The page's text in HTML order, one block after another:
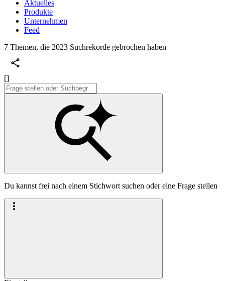
Aktuelles
Produkte
Unternehmen
Feed
7 Themen, die 2023 Suchrekorde gebrochen haben
[]
Du kannst frei nach einem Stichwort suchen oder eine Frage stellen